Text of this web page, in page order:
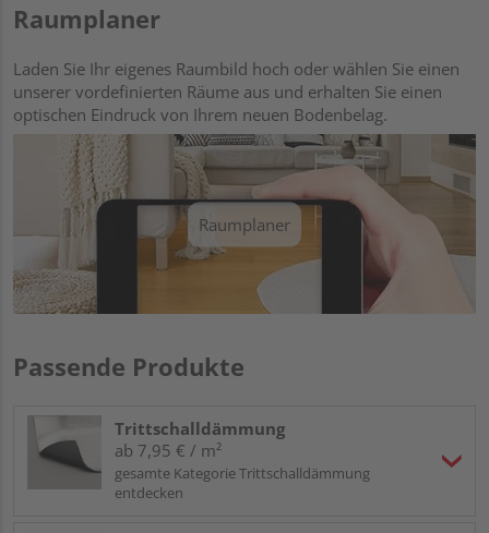
Raumplaner
Laden Sie Ihr eigenes Raumbild hoch oder wählen Sie einen
unserer vordefinierten Räume aus und erhalten Sie einen
optischen Eindruck von Ihrem neuen Bodenbelag.
Raumplaner
Passende Produkte
Trittschalldämmung
ab 7,95 € / m²
gesamte Kategorie Trittschalldämmung
entdecken